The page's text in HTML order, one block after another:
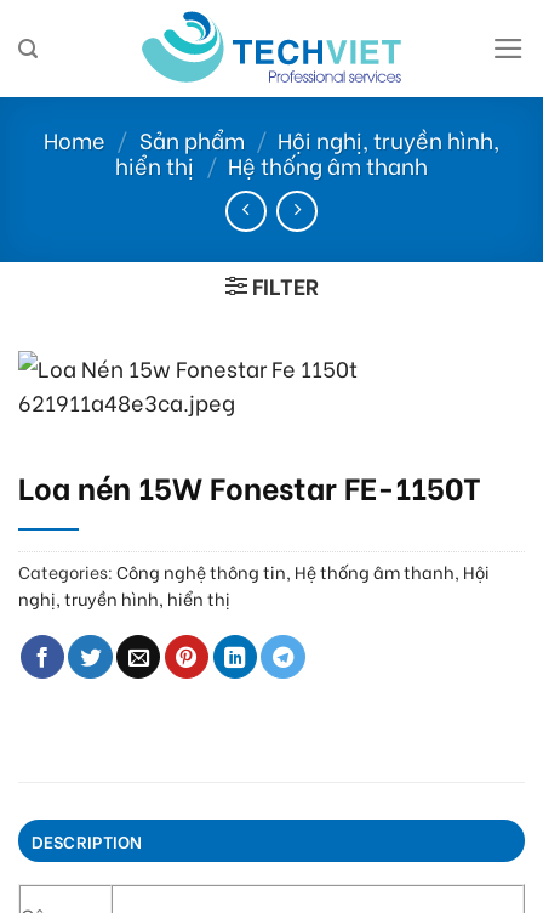
to
Home / Sản phẩm / Hội nghị, truyền hình,
hiển thị / Hệ thống âm thanh
FILTER
Loa nén 15W Fonestar FE-1150T
Categories:Công nghệ thông tin, Hệ thống âm thanh, Hội
nghị, truyền hình, hiển thị
DESCRIPTION